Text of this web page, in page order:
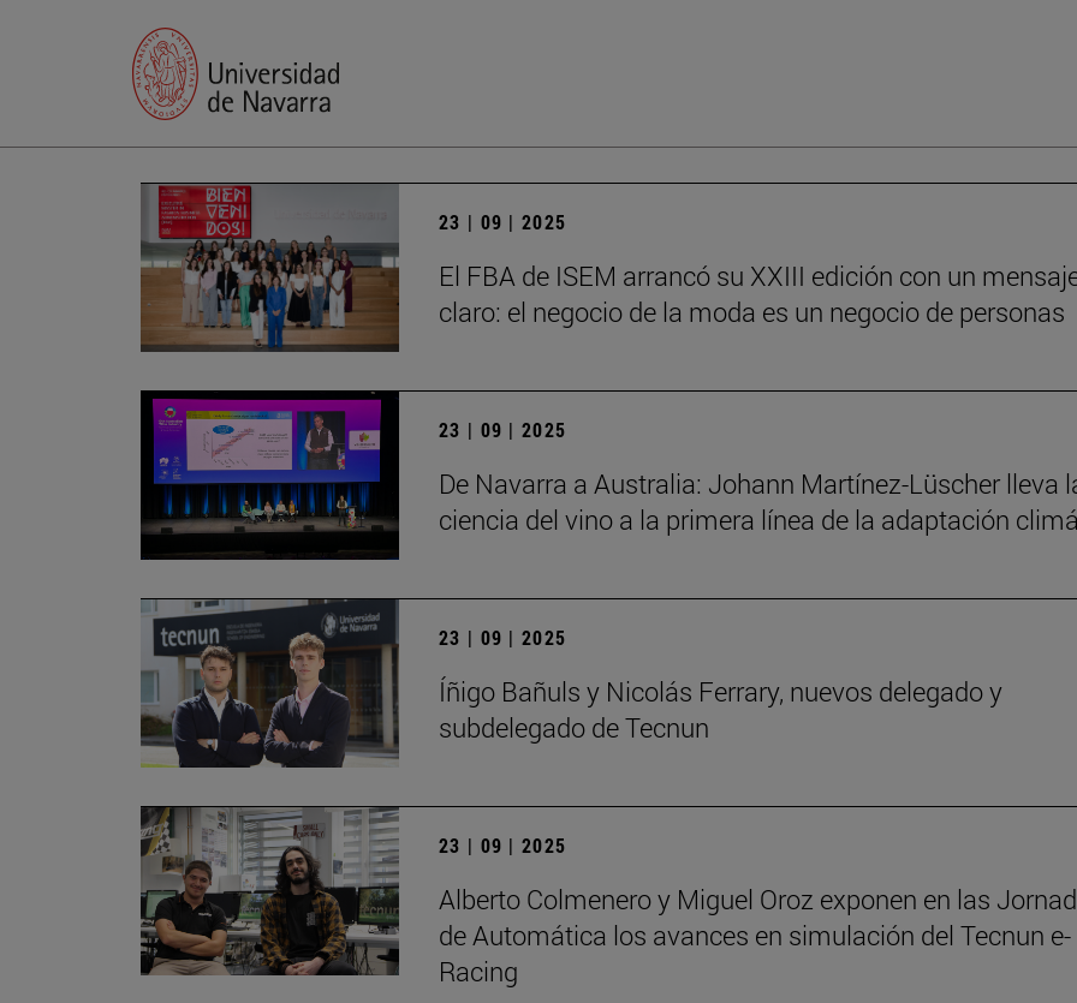
23 | 09 | 2025
El FBA de ISEM arrancó su XXIII edición con un
claro: el negocio de la moda es un negocio de personas
23 | 09 | 2025
De Navarra a Australia: Johann Martínez-Lüscher lleva
ciencia del vino a la primera línea de la adaptación
23 | 09 | 2025
Íñigo Bañuls y Nicolás Ferrary, nuevos delegado y
subdelegado de Tecnun
23 | 09 | 2025
Alberto Colmenero y Miguel Oroz exponen en las
de Automática los avances en simulación del Tecnun e-
Racing